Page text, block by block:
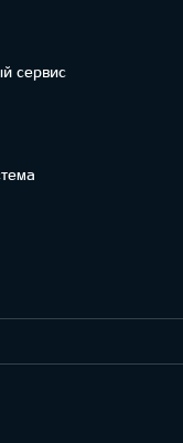
сервис